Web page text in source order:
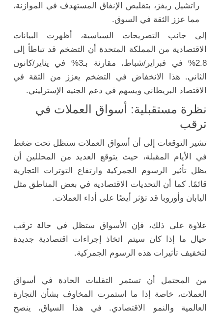
راتشيل ريفز، بتقليص الإنفاق المستهدف في الموازنة،
مما عزز الثقة في السوق.
إلى جانب التصريحات السياسية، أظهرت البيانات
الاقتصادية من المملكة المتحدة أن التضخم قد تباطأ إلى
2.8% في فبراير/شباط، مقارنة بـ3% في يناير/كانون
الثاني. هذا الانخفاض في التضخم يعزز من الثقة في
الاقتصاد البريطاني ويسهم في دعم الجنيه الإسترليني.
نظرة مستقبلية: أسواق العملات في
ترقب
تشير التوقعات إلى أن أسواق العملات ستظل تحت ضغط
في الأيام المقبلة، حيث يتوقع العديد من المحللين أن
يظل تأثير الرسوم الجمركية وارتفاع التوترات التجارية
قائمًا. كما أن التحديات الاقتصادية في بعض المناطق مثل
اليابان وأوروبا قد تؤثر أيضًا على أداء العملات.
علاوة على ذلك، فإن الأسواق ستظل في حالة ترقب
حيال ما إذا كان سيتم اتخاذ إجراءات اقتصادية جديدة
لتخفيف تأثيرات هذه الرسوم الجمركية.
من المحتمل أن تستمر التقلبات الحادة في أسواق
العملات، خاصة إذا ما استمرت المخاوف بشأن التجارة
العالمية والنمو الاقتصادي. في هذا السياق، ينصح